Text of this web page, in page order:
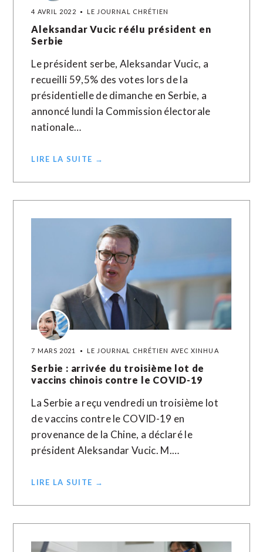
4 AVRIL 2022 LE JOURNAL CHRÉTIEN
Aleksandar Vucic réélu président en
Serbie
Le président serbe, Aleksandar Vucic, a
recueilli 59,5% des votes lors de la
présidentielle de dimanche en Serbie, a
annoncé lundi la Commission électorale
nationale…
LIRE LA SUITE →
7 MARS 2021 LE JOURNAL CHRÉTIEN AVEC XINHUA
Serbie : arrivée du troisième lot de
vaccins chinois contre le COVID-19
La Serbie a reçu vendredi un troisième lot
de vaccins contre le COVID-19 en
provenance de la Chine, a déclaré le
président Aleksandar Vucic. M.…
LIRE LA SUITE →